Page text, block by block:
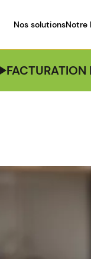
Nos solutionsNotre